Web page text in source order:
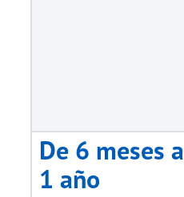
De 6 meses a
1 año